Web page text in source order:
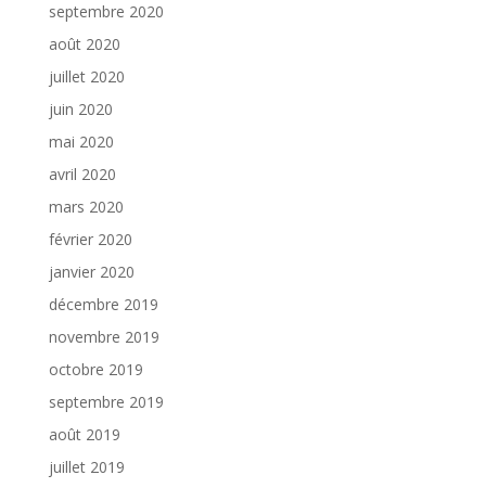
septembre 2020
août 2020
juillet 2020
juin 2020
mai 2020
avril 2020
mars 2020
février 2020
janvier 2020
décembre 2019
novembre 2019
octobre 2019
septembre 2019
août 2019
juillet 2019